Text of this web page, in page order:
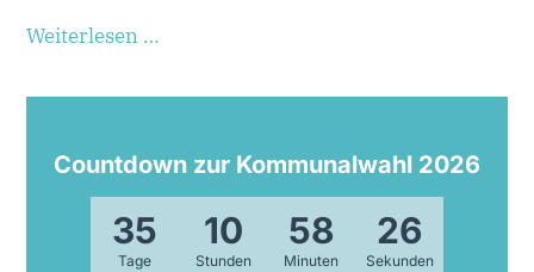
Weiterlesen …
Countdown zur Kommunalwahl 2026
35
Tage
10
Stunden
58
Minuten
24
Sekunden